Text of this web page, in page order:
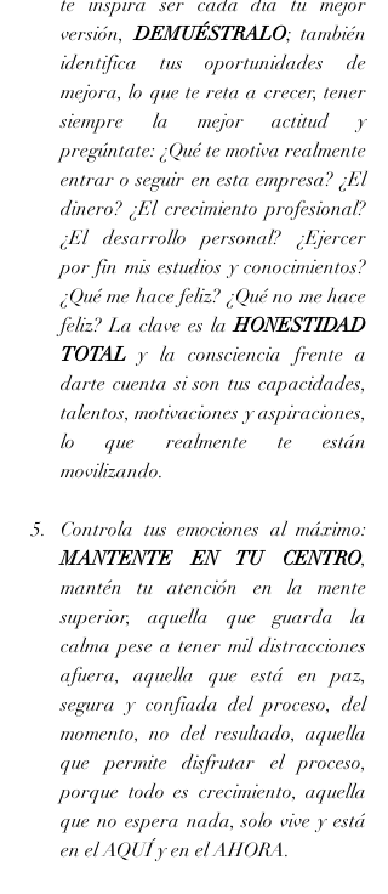
versión, DEMUÉSTRALO; también
identifica tus oportunidades de
mejora, lo que te reta a crecer, tener
siempre la mejor actitud y
pregúntate: ¿Qué te motiva realmente
entrar o seguir en esta empresa? ¿El
dinero? ¿El crecimiento profesional?
¿El desarrollo personal? ¿Ejercer
por fin mis estudios y conocimientos?
¿Qué me hace feliz? ¿Qué no me hace
feliz? La clave es la HONESTIDAD
TOTAL y la consciencia frente a
darte cuenta si son tus capacidades,
talentos, motivaciones y aspiraciones,
lo que realmente te están
movilizando.
MANTENTE EN TU CENTRO,
mantén tu atención en la mente
superior, aquella que guarda la
calma pese a tener mil distracciones
afuera, aquella que está en paz,
segura y confiada del proceso, del
momento, no del resultado, aquella
que permite disfrutar el proceso,
porque todo es crecimiento, aquella
que no espera nada, solo vive y está
en el AQUÍ y en el AHORA.